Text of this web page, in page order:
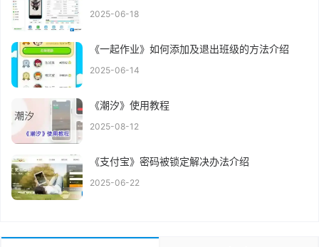
2025-06-18
《一起作业》如何添加及退出班级的方法介绍
2025-06-14
《潮汐》使用教程
2025-08-12
《支付宝》密码被锁定解决办法介绍
2025-06-22